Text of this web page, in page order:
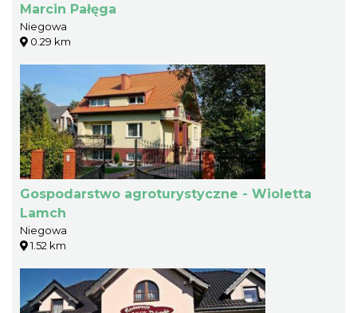
Marcin Pałęga
Niegowa
0.29 km
Gospodarstwo agroturystyczne - Wioletta
Lamch
Niegowa
1.52 km